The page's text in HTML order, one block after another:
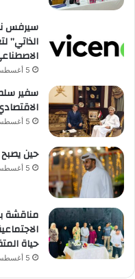
سيرفس
الذاتي”
5 أغسطس، 2026
سفير
5 أغسطس، 2026
حين يصبح
5 أغسطس، 2026
مناقشة
حياة
5 أغسطس، 2026